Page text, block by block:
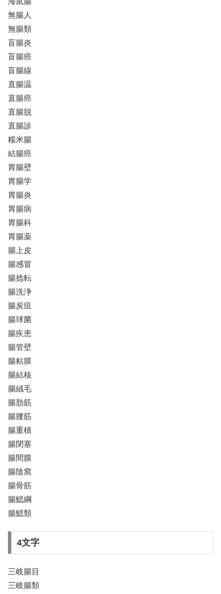
無腸人
無腸類
盲腸炎
盲腸癌
盲腸線
直腸温
直腸癌
直腸脱
直腸診
糯米腸
結腸癌
胃腸壁
胃腸学
胃腸炎
胃腸病
胃腸科
胃腸薬
腸上皮
腸感冒
腸捻転
腸洗浄
腸炭疽
腸球菌
腸疾患
腸管壁
腸粘膜
腸結核
腸絨毛
腸肋筋
腸腰筋
腸重積
腸閉塞
腸間膜
腸陰窩
腸骨筋
腸鰓綱
腸鰓類
4文字
三岐腸目
三岐腸類